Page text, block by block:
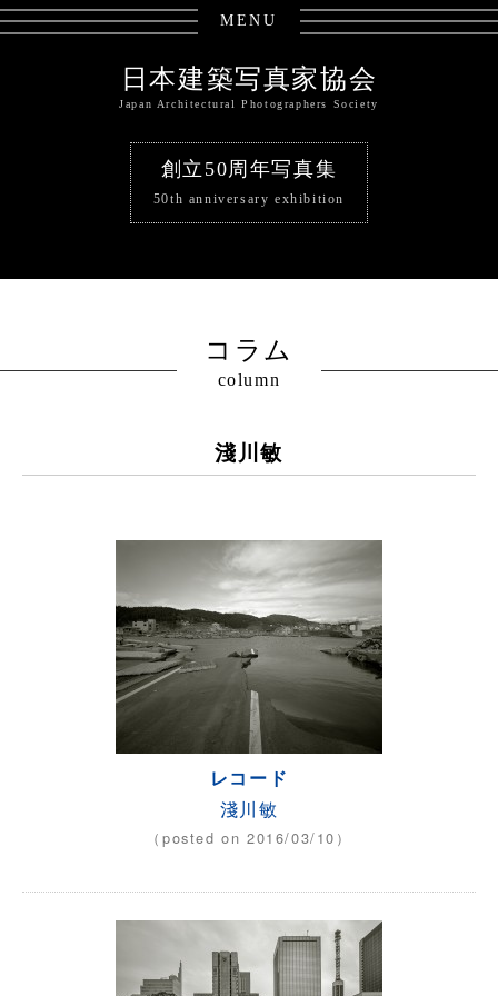
MENU
日本建築写真家協会
Japan Architectural Photographers Society
創立50周年写真集
50th anniversary exhibition
コラム
column
淺川敏
レコード
淺川敏
（posted on 2016/03/10）